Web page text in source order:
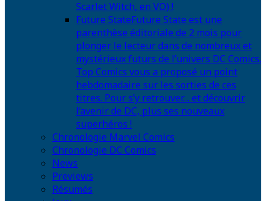
Scarlet Witch, en VO) !
Future StateFuture State est une
parenthèse éditoriale de 2 mois pour
plonger le lecteur dans de nombreux et
mystérieux futurs de l’univers DC Comics.
Top Comics vous a proposé un point
hebdomadaire sur les sorties de ces
titres. Pour s’y retrouver… et découvrir
l’avenir de DC, plus ses nouveaux
superhéros !
Chronologie Marvel Comics
Chronologie DC Comics
News
Previews
Résumés